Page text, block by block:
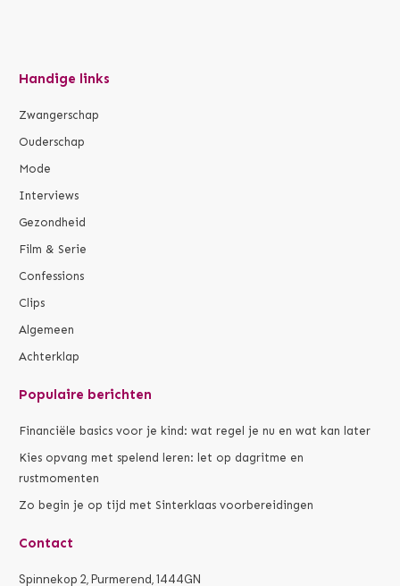
Handige links
Zwangerschap
Ouderschap
Mode
Interviews
Gezondheid
Film & Serie
Confessions
Clips
Algemeen
Achterklap
Populaire berichten
Financiële basics voor je kind: wat regel je nu en wat kan later
Kies opvang met spelend leren: let op dagritme en
rustmomenten
Zo begin je op tijd met Sinterklaas voorbereidingen
Contact
Spinnekop 2, Purmerend, 1444GN